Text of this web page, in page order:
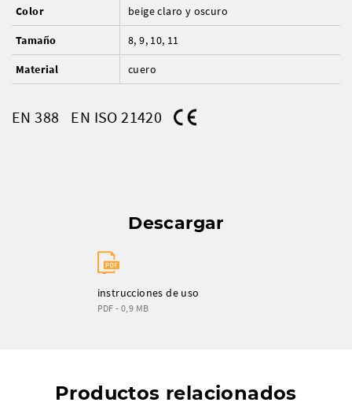
Color beige claro y oscuro
Tamaño 8, 9, 10, 11
Material cuero
EN 388 EN ISO 21420
Descargar
instrucciones de uso
PDF - 0,9 MB
Productos relacionados